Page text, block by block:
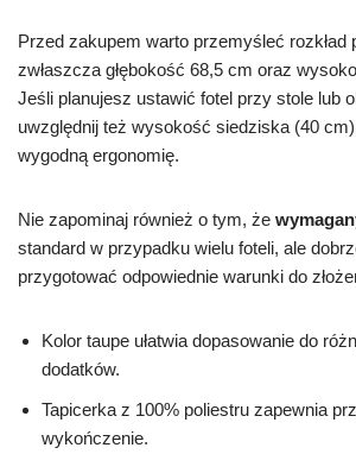
Przed zakupem warto przemyśleć
zwłaszcza głębokość 68,5 cm oraz
Jeśli planujesz ustawić fotel przy stole lub
uwzględnij też wysokość siedziska (40
wygodną ergonomię.
Nie zapominaj również o tym, że
standard w przypadku wielu foteli, ale
przygotować odpowiednie warunki do
Kolor taupe ułatwia dopasowanie do
dodatków.
Tapicerka z 100% poliestru zapewnia
wykończenie.